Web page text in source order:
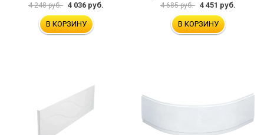
4 248 руб. 4 036 руб.
В КОРЗИНУ
4 685 руб. 4 451 руб.
В КОРЗИНУ